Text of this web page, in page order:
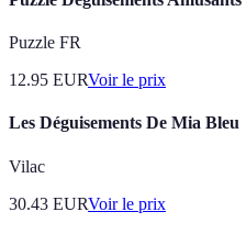
Puzzle FR
12.95 EURVoir le prix
Les Déguisements De Mia Bleu
Vilac
30.43 EURVoir le prix